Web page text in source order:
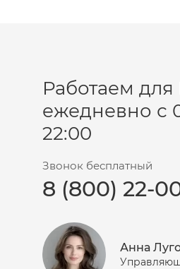
Мусс
Мыло
Набор косметики
Пилинг
Пудра
Сыворотка
Шампунь
Постакне
Против морщин
Противовозрастной
Работаем для
ежедневно с
22:00
Звонок бесплатный
8 (800) 22-
Анна